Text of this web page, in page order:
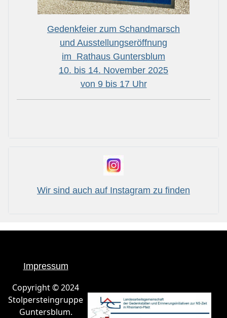
Gedenkfeier zum Schandmarsch
und Ausstellungseröffnung
im Rathaus Guntersblum
10. bis 14. November 2025
von 9 bis 17 Uhr
Wir sind auch auf Instagram zu finden
Impressum
Copyright © 2024
Stolpersteingruppe
Guntersblum.